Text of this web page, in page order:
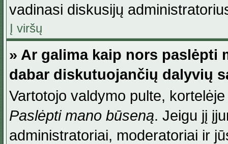
vadinasi diskusijų
Į viršų
» Ar galima kaip nors paslėpti
dabar diskutuojančių dalyvių
Vartotojo valdymo pulte,
Paslėpti mano būseną. Jeigu jį
administratoriai, moderatoriai ir